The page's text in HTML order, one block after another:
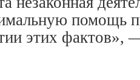
помощь
этих фактов»,